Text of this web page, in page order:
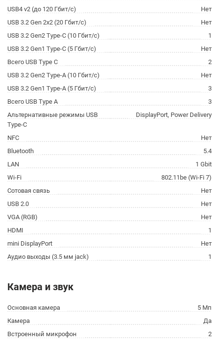
USB4 v2 (до 120 Гбит/с)
Нет
USB 3.2 Gen 2x2 (20 Гбит/с)
Нет
USB 3.2 Gen2 Type-C (10 Гбит/с)
1
USB 3.2 Gen1 Type-C (5 Гбит/с)
Нет
Всего USB Type C
2
USB 3.2 Gen2 Type-A (10 Гбит/с)
Нет
USB 3.2 Gen1 Type-A (5 Гбит/с)
3
Всего USB Type A
3
Альтернативные режимы USB
Type-C
DisplayPort, Power Delivery
NFC
Нет
Bluetooth
5.4
LAN
1 Gbit
Wi-Fi
802.11be (Wi-Fi 7)
Сотовая связь
Нет
USB 2.0
Нет
VGA (RGB)
Нет
HDMI
1
mini DisplayPort
Нет
Аудио выходы (3.5 мм jack)
1
Камера и звук
Основная камера
5 Мп
Камера
Да
Встроенный микрофон
2